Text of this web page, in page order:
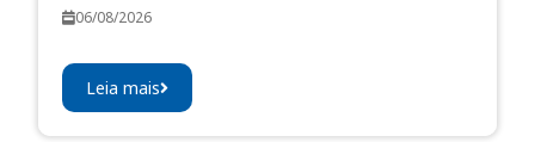
06/08/2026
Leia mais